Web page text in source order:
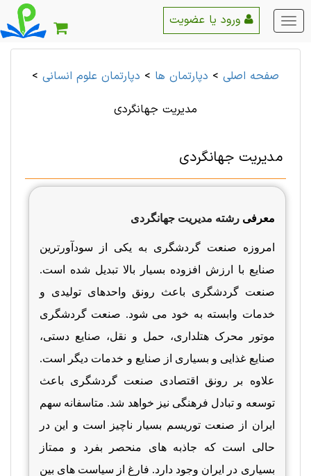
منو
اصلی
صفحه اصلی > دپارتمان ها > دپارتمان علوم انسانی >
مدیریت جهانگردی
مدیریت جهانگردی
معرفیرشته مدیریت جهانگردی
امروزه صنعت گردشگری به یکی از سودآورترین
صنایع با ارزش افزوده بسیار بالا تبدیل شده است.
صنعت گردشگری باعث رونق واحدهای تولیدی و
خدمات وابسته به خود می شود. صنعت گردشگری
موتور محرک هتلداری، حمل و نقل، صنایع دستی،
صنایع غذایی و بسیاری از صنایع و خدمات دیگر است.
علاوه بر رونق اقتصادی صنعت گردشگری باعث
توسعه و تبادل فرهنگی نیز خواهد شد. متاسفانه سهم
ایران از صنعت توریسم بسیار ناچیز است و این در
حالی است که جاذبه های منحصر بفرد و ممتاز
بسیاری در ایران وجود دارد. فارغ از سیاست های بین